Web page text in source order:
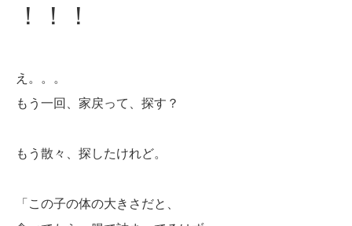
！！！
え。。。
もう一回、家戻って、探す？
もう散々、探したけれど。
「この子の体の大きさだと、